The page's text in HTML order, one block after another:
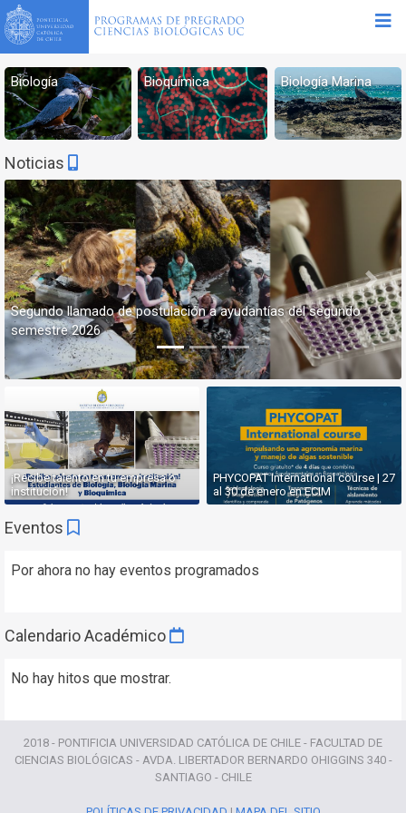
Biología Bioquímica Biología Marina
Noticias
Segundo llamado de postulación a ayudantías del segundo
semestre 2026
Previous Next
¡Recibe talento en tu empresa o
institución!
PHYCOPAT International course | 27
al 30 de enero en ECIM
Eventos
Por ahora no hay eventos programados
CalendarioAcadémico
No hay hitos que mostrar.
2018 - PONTIFICIA UNIVERSIDAD CATÓLICA DE CHILE - FACULTAD DE
CIENCIAS BIOLÓGICAS - AVDA. LIBERTADOR BERNARDO OHIGGINS 340 -
SANTIAGO - CHILE